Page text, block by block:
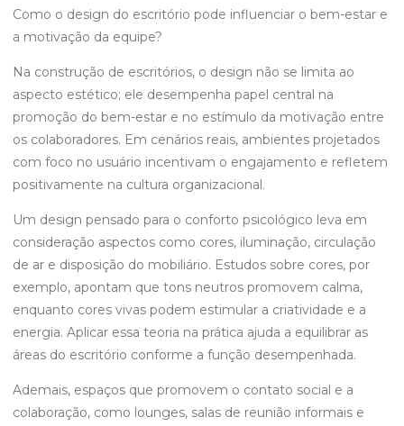
Como o design do escritório pode influenciar o bem-estar e
a motivação da equipe?
Na construção de escritórios, o design não se limita ao
aspecto estético; ele desempenha papel central na
promoção do bem-estar e no estímulo da motivação entre
os colaboradores. Em cenários reais, ambientes projetados
com foco no usuário incentivam o engajamento e refletem
positivamente na cultura organizacional.
Um design pensado para o conforto psicológico leva em
consideração aspectos como cores, iluminação, circulação
de ar e disposição do mobiliário. Estudos sobre cores, por
exemplo, apontam que tons neutros promovem calma,
enquanto cores vivas podem estimular a criatividade e a
energia. Aplicar essa teoria na prática ajuda a equilibrar as
áreas do escritório conforme a função desempenhada.
Ademais, espaços que promovem o contato social e a
colaboração, como lounges, salas de reunião informais e